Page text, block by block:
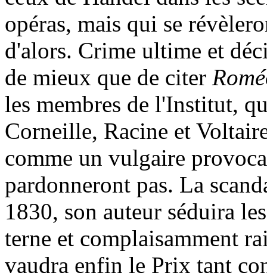
opéras, mais qui se
d'alors. Crime ultime et
de mieux que de citer
les membres de l'Institut,
Corneille, Racine et
comme un vulgaire
pardonneront pas. La
1830, son auteur séduira
terne et complaisamment
vaudra enfin le Prix tant